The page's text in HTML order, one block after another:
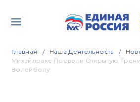
Главная Наша Деятельность
Михайловке Провели Открытую
Волейболу